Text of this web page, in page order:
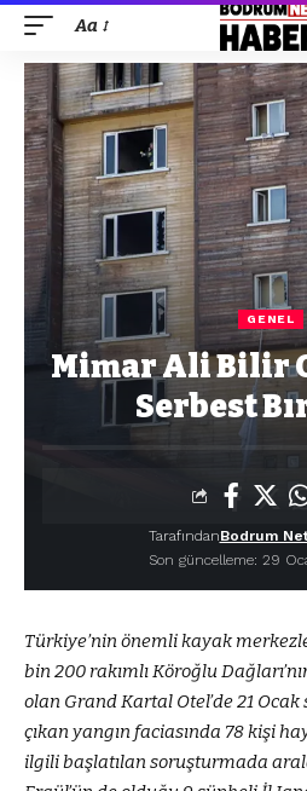
Aa
GENEL
Mimar Ali Bilir
Serbest
Son güncelleme: 29
TarafındanBodrum
Türkiye’nin önemli kayak
bin 200 rakımlı Köroğlu
olan Grand Kartal Otel’de 21 Ocak
çıkan yangın faciasında 78 kişi
ilgili başlatılan soruşturmada